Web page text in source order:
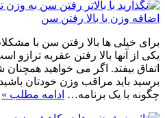
اضافه وزن با بالا رفتن سن
برای خیلی ها بالا رفتن سن با
یکی از آنها بالا رفتن عقربه ترازو
اتفاق بیفتد. اگر می خواهید
برسید باید مراقب وزن خودتان
چگونه با یک برنامه… ادامه مطلب »